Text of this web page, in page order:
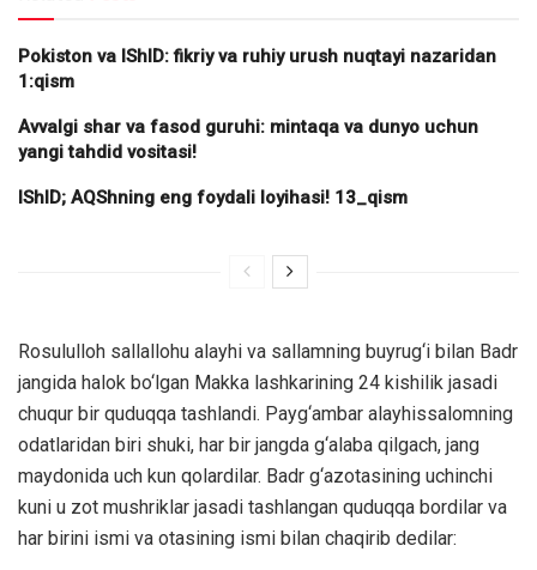
Pokiston va IShID: fikriy va ruhiy urush nuqtayi nazaridan
1:qism
Avvalgi shar va fasod guruhi: mintaqa va dunyo uchun
yangi tahdid vositasi!
IShID; AQShning eng foydali loyihasi! 13_qism
Rosululloh sallallohu alayhi va sallamning buyrug‘i bilan Badr
jangida halok bo‘lgan Makka lashkarining 24 kishilik jasadi
chuqur bir quduqqa tashlandi. Payg‘ambar alayhissalomning
odatlaridan biri shuki, har bir jangda g‘alaba qilgach, jang
maydonida uch kun qolardilar. Badr g‘azotasining uchinchi
kuni u zot mushriklar jasadi tashlangan quduqqa bordilar va
har birini ismi va otasining ismi bilan chaqirib dedilar: